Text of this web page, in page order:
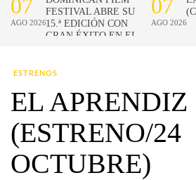
ESTRENOS
EL APRENDIZ
(ESTRENO/24
OCTUBRE)